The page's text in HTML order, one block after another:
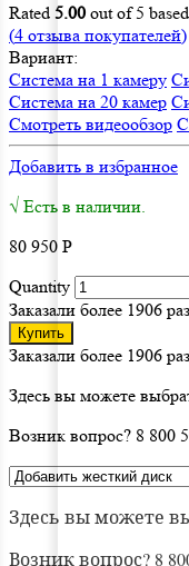
Rated 5.00 out of 5
(4 отзыва покупателей)
Вариант:
Система на 1 камеру
Система на 20 камер
Смотреть видеообзор
Добавить в избранное
√ Есть в наличии.
80 950 Р
Quantity
Заказали более 1906 раз
Купить
Заказали более 1906 раз
Здесь вы можете
Возник вопрос? 8 800
Здесь вы можете
Возник вопрос? 8